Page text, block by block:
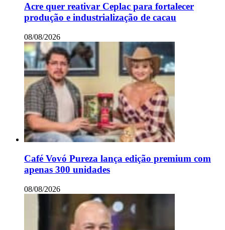
Acre quer reativar Ceplac para fortalecer
produção e industrialização de cacau
08/08/2026
Café Vovó Pureza lança edição premium com
apenas 300 unidades
08/08/2026